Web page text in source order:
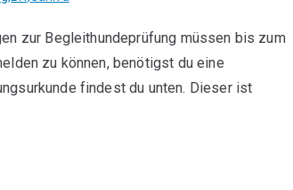
zur Begleithundeprüfung müssen bis zum
zu können, benötigst du eine
findest du unten. Dieser ist